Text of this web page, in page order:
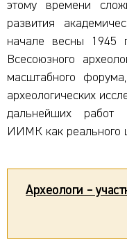
этому времени
развития
начале весны 1945
Всесоюзного
масштабного
археологических
дальнейших работ
ИИМК как реального
Археологи –